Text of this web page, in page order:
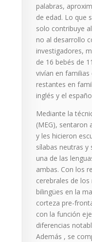
palabras,
de edad. Lo que
solo contribuye
no al desarrollo
investigadores,
de 16 bebés de
vivían en familias
restantes en
inglés y el
Mediante la
(MEG), sentaron
y les hicieron
sílabas neutras y
una de las
ambas. Con los
cerebrales de
bilingües en la
corteza pre-
con la función
diferencias
Además , se